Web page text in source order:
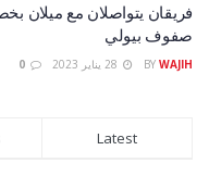
فريقان يتواصلان مع
صفوف بيولي
BY WAJIH
Latest